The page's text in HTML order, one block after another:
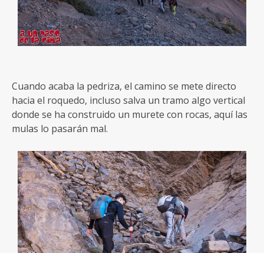
Cuando acaba la pedriza, el camino se mete directo
hacia el roquedo, incluso salva un tramo algo vertical
donde se ha construido un murete con rocas, aquí las
mulas lo pasarán mal.